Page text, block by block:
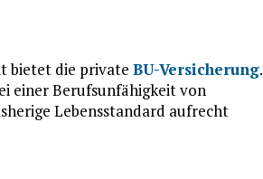
bietet die private BU-Versicherung.
einer Berufsunfähigkeit von
Lebensstandard aufrecht